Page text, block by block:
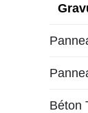
Béton